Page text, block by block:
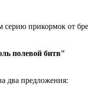
серию прикормок от
полевой битв"
два предложения: